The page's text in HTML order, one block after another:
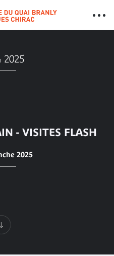
2025
- VISITES FLASH
2025